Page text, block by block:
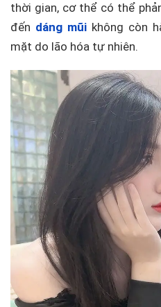
thời gian, cơ thể có thể
đến dáng mũikhông còn
mặt do lão hóa tự nhiên.